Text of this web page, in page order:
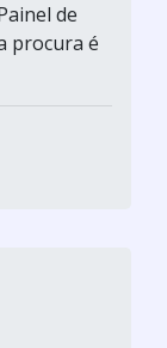
de
procura é